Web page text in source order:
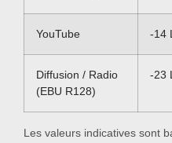
YouTube -14
Diffusion / Radio
(EBU R128)
-23
Les valeurs indicatives sont